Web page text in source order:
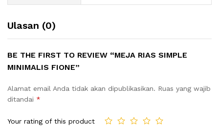
Ulasan (0)
BE THE FIRST TO REVIEW “MEJA RIAS SIMPLE
MINIMALIS FIONE”
Alamat email Anda tidak akan dipublikasikan. Ruas yang wajib
ditandai *
Your rating of this product